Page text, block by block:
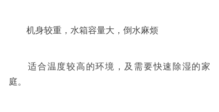
机身较重，水箱容量大，倒水麻烦
适合温度较高的环境，及需要快速除湿的家
庭。